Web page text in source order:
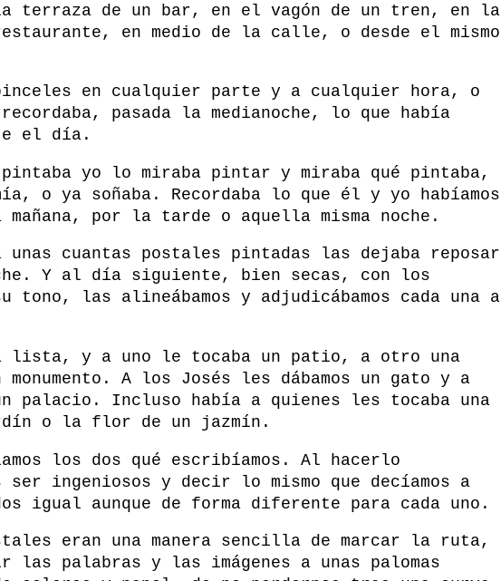
terraza de un bar, en el vagón de un tren, en la
en medio de la calle, o desde el mismo
en cualquier parte y a cualquier hora, o
recordaba, pasada la medianoche, lo que había
el día.
yo lo miraba pintar y miraba qué pintaba,
o ya soñaba. Recordaba lo que él y yo habíamos
por la tarde o aquella misma noche.
unas cuantas postales pintadas las dejaba reposar
Y al día siguiente, bien secas, con los
tono, las alineábamos y adjudicábamos cada una a
lista, y a uno le tocaba un patio, a otro una
monumento. A los Josés les dábamos un gato y a
palacio. Incluso había a quienes les tocaba una
o la flor de un jazmín.
los dos qué escribíamos. Al hacerlo
ser ingeniosos y decir lo mismo que decíamos a
igual aunque de forma diferente para cada uno.
eran una manera sencilla de marcar la ruta,
las palabras y las imágenes a unas palomas